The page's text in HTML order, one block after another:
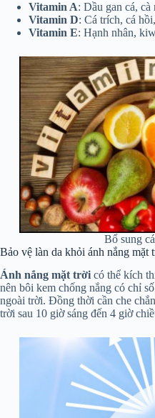
Vitamin A: Dầu gan cá,
Vitamin D: Cá trích, cá
Vitamin E: Hạnh nhân,
Bổ sung
Bảo vệ làn da khỏi ánh nắng mặt
Ánh nắng mặt trời có thể kích
nên bôi kem chống nắng có chỉ
ngoài trời. Đồng thời cần che
trời sau 10 giờ sáng đến 4 giờ